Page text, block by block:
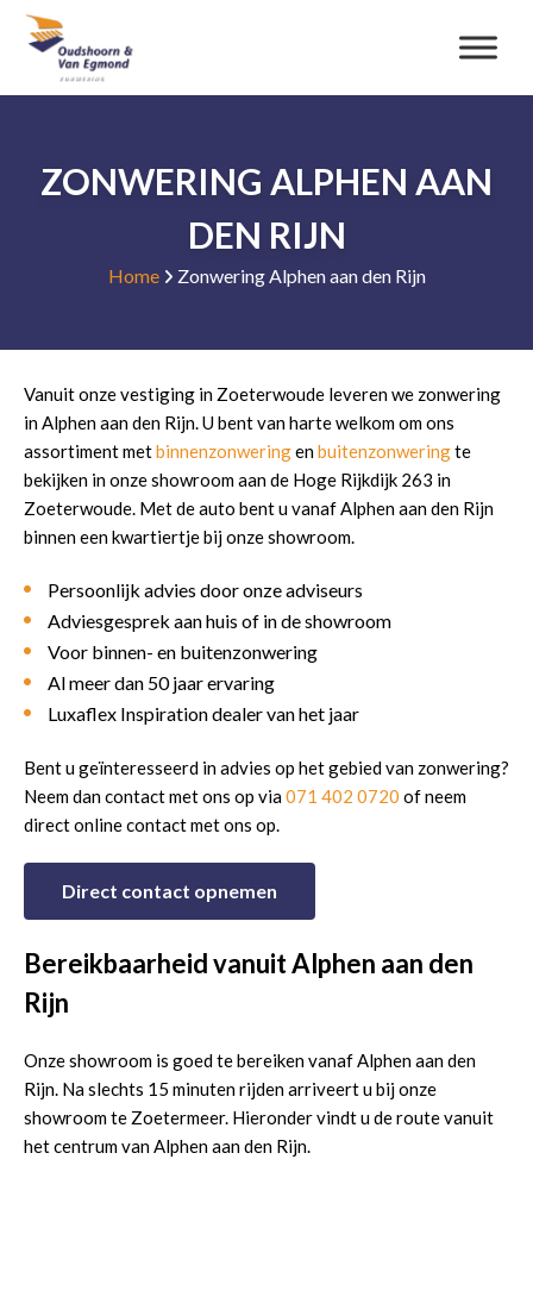
ZONWERING ALPHEN AAN
DEN RIJN
Home Zonwering Alphen aan den Rijn
Vanuit onze vestiging in Zoeterwoude leveren we zonwering
in Alphen aan den Rijn. U bent van harte welkom om ons
assortiment metbinnenzonweringenbuitenzonweringte
bekijken in onze showroom aan de Hoge Rijkdijk 263 in
Zoeterwoude. Met de auto bent u vanaf Alphen aan den Rijn
binnen een kwartiertje bij onze showroom.
Persoonlijk advies door onze adviseurs
Adviesgesprek aan huis of in de showroom
Voor binnen- en buitenzonwering
Al meer dan 50 jaar ervaring
Luxaflex Inspiration dealer van het jaar
Bent u geïnteresseerd in advies op het gebied van zonwering?
Neem dan contact met ons op via071 402 0720 of neem
direct online contact met ons op.
Direct contact opnemen
Bereikbaarheid vanuit Alphen aan den
Rijn
Onze showroom is goed te bereiken vanaf Alphen aan den
Rijn. Na slechts 15 minuten rijden arriveert u bij onze
showroom te Zoetermeer. Hieronder vindt u de route vanuit
het centrum van Alphen aan den Rijn.